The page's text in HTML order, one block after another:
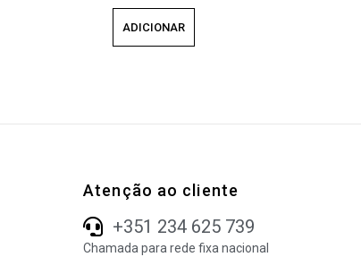
ADICIONAR
Atenção ao cliente
+351 234 625 739
Chamada para rede fixa nacional